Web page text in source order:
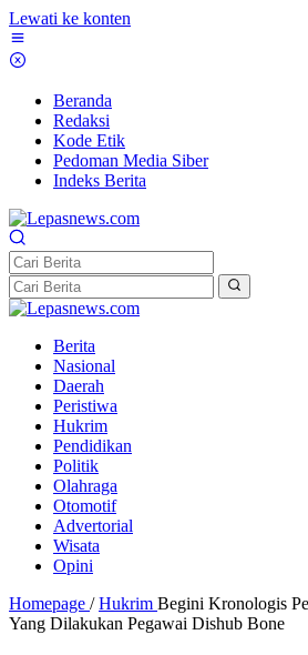
Lewati ke konten
Beranda
Redaksi
Kode Etik
Pedoman Media Siber
Indeks Berita
Berita
Nasional
Daerah
Peristiwa
Hukrim
Pendidikan
Politik
Olahraga
Otomotif
Advertorial
Wisata
Opini
Homepage / Hukrim Begini Kronologis
Yang Dilakukan Pegawai Dishub Bone